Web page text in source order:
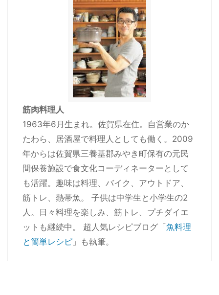
筋肉料理人
1963年6月生まれ。佐賀県在住。自営業のか
たわら、居酒屋で料理人としても働く。2009
年からは佐賀県三養基郡みやき町保有の元民
間保養施設で食文化コーディネーターとして
も活躍。趣味は料理、バイク、アウトドア、
筋トレ、熱帯魚。 子供は中学生と小学生の2
人。日々料理を楽しみ、筋トレ、プチダイエ
ットも継続中。 超人気レシピブログ「 魚料理
と簡単レシピ 」も執筆。